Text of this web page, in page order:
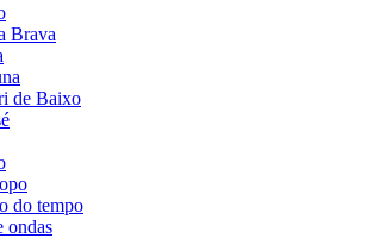
Brava
de Baixo
do tempo
ondas